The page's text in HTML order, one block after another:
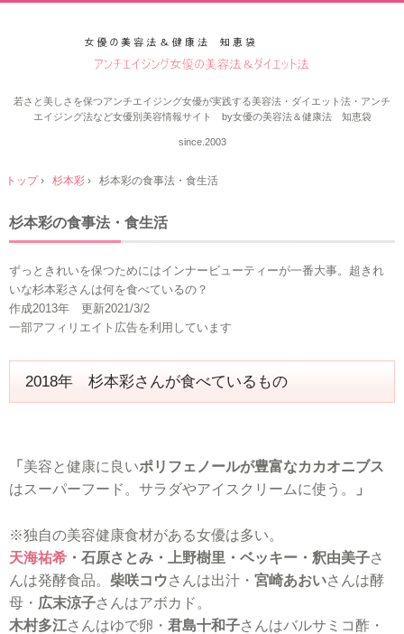
若さと美しさを保つアンチエイジング女優が実践する美容法・ダイエット法・アンチ
エイジング法など女優別美容情報サイト by女優の美容法＆健康法 知恵袋
since.2003
トップ› 杉本彩 › 杉本彩の食事法・食生活
杉本彩の食事法・食生活
ずっときれいを保つためにはインナービューティーが一番大事。超きれ
いな杉本彩さんは何を食べているの？
作成2013年 更新2021/3/2
一部アフィリエイト広告を利用しています
2018年 杉本彩さんが食べているもの
「 美容と健康に良いポリフェノールが豊富なカカオニブス
はスーパーフード。サラダやアイスクリームに使う。
」
※独自の美容健康食材がある女優は多い。
天海祐希 ・石原さとみ・上野樹里・ベッキー・釈由美子さ
んは発酵食品。 柴咲コウさんは出汁・ 宮崎あおいさんは酵
母・ 広末涼子さんはアボカド。
木村多江さんはゆで卵・ 君島十和子さんはバルサミコ酢・